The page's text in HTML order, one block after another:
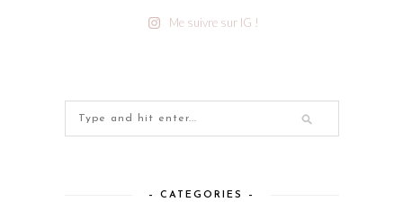
Me suivre sur IG !
– CATEGORIES –